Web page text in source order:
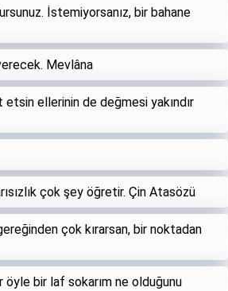
İstemiyorsanız, bir bahane
Mevlâna
etsin ellerinin de değmesi yakındır
çok şey öğretir. Çin Atasözü
çok kırarsan, bir noktadan
öyle bir laf sokarım ne olduğunu